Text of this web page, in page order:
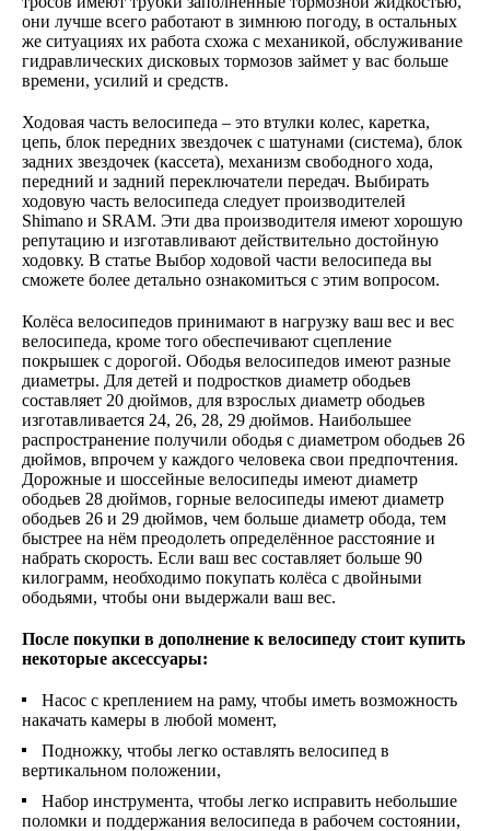
они лучше всего работают в зимнюю погоду, в остальных
же ситуациях их работа схожа с механикой, обслуживание
гидравлических дисковых тормозов займет у вас больше
времени, усилий и средств.
Ходовая часть велосипеда – это втулки колес, каретка,
цепь, блок передних звездочек с шатунами (система), блок
задних звездочек (кассета), механизм свободного хода,
передний и задний переключатели передач. Выбирать
ходовую часть велосипеда следует производителей
Shimano и SRAM. Эти два производителя имеют хорошую
репутацию и изготавливают действительно достойную
ходовку. В статье Выбор ходовой части велосипеда вы
сможете более детально ознакомиться с этим вопросом.
Колёса велосипедов принимают в нагрузку ваш вес и вес
велосипеда, кроме того обеспечивают сцепление
покрышек с дорогой. Ободья велосипедов имеют разные
диаметры. Для детей и подростков диаметр ободьев
составляет 20 дюймов, для взрослых диаметр ободьев
изготавливается 24, 26, 28, 29 дюймов. Наибольшее
распространение получили ободья с диаметром ободьев 26
дюймов, впрочем у каждого человека свои предпочтения.
Дорожные и шоссейные велосипеды имеют диаметр
ободьев 28 дюймов, горные велосипеды имеют диаметр
ободьев 26 и 29 дюймов, чем больше диаметр обода, тем
быстрее на нём преодолеть определённое расстояние и
набрать скорость. Если ваш вес составляет больше 90
килограмм, необходимо покупать колёса с двойными
ободьями, чтобы они выдержали ваш вес.
После покупки в дополнение к велосипеду стоит купить
некоторые аксессуары:
Насос с креплением на раму, чтобы иметь возможность
накачать камеры в любой момент,
Подножку, чтобы легко оставлять велосипед в
вертикальном положении,
Набор инструмента, чтобы легко исправить небольшие
поломки и поддержания велосипеда в рабочем состоянии,